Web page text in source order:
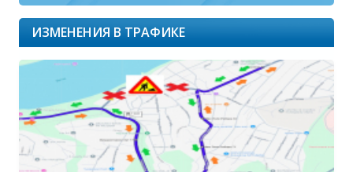
ИЗМЕНЕНИЯ В ТРАФИКЕ